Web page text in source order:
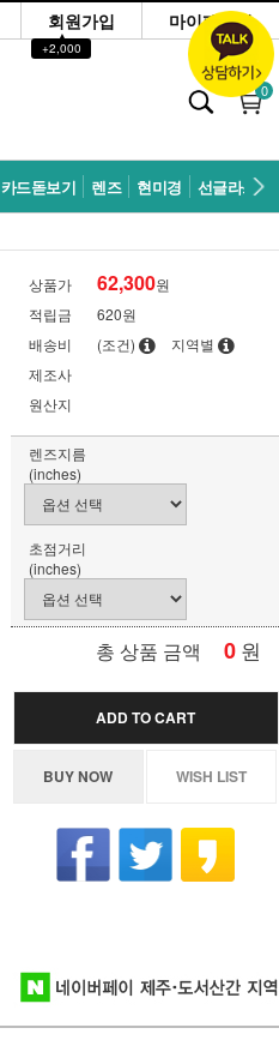
회원가입
▲
+2,000
마이페이지
0
카드돋보기 렌즈 현미경 선글라스
상품가 62,300원
적립금
620원
배송비
(조건)
지역별
제조사
원산지
렌즈지름
(inches)
초점거리
(inches)
총 상품 금액 0 원
ADD TO CART
BUY NOW WISH LIST